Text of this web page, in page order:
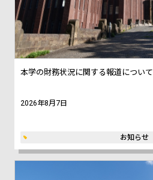
本学の財務状況に関する報道について
2026年8月7日
お知らせ